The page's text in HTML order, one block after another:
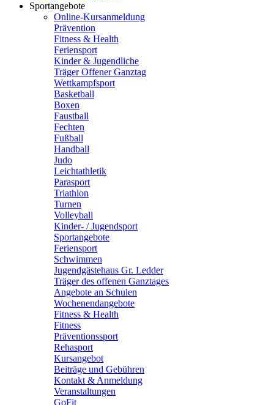
Sportangebote
Online-Kursanmeldung
Prävention
Fitness & Health
Feriensport
Kinder & Jugendliche
Träger Offener Ganztag
Wettkampfsport
Basketball
Boxen
Faustball
Fechten
Fußball
Handball
Judo
Leichtathletik
Parasport
Triathlon
Turnen
Volleyball
Kinder- / Jugendsport
Sportangebote
Feriensport
Schwimmen
Jugendgästehaus Gr. Ledder
Träger des offenen Ganztages
Angebote an Schulen
Wochenendangebote
Fitness & Health
Fitness
Präventionssport
Rehasport
Kursangebot
Beiträge und Gebühren
Kontakt & Anmeldung
Veranstaltungen
GoFit